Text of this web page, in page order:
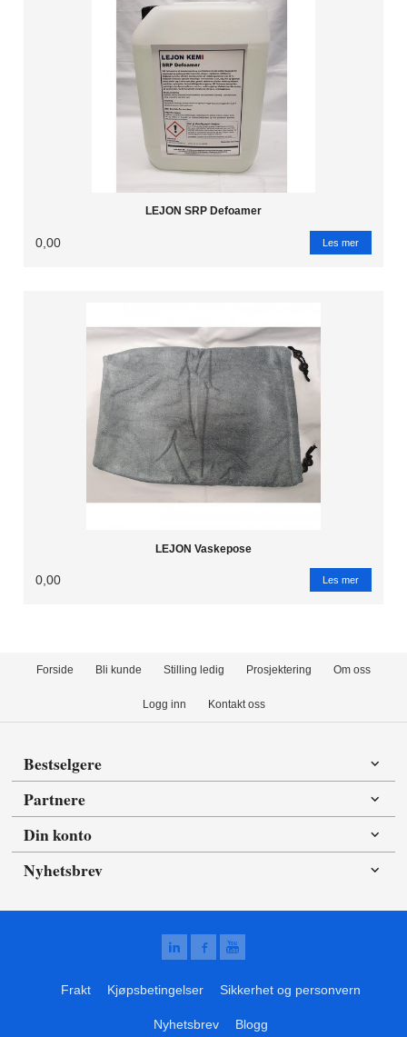
LEJON SRP Defoamer
0,00 Les mer
LEJON Vaskepose
0,00 Les mer
Forside Bli kunde Stilling ledig Prosjektering Om oss
Logg inn Kontakt oss
Bestselgere
Partnere
Din konto
Nyhetsbrev
Frakt Kjøpsbetingelser Sikkerhet og personvern
Nyhetsbrev Blogg